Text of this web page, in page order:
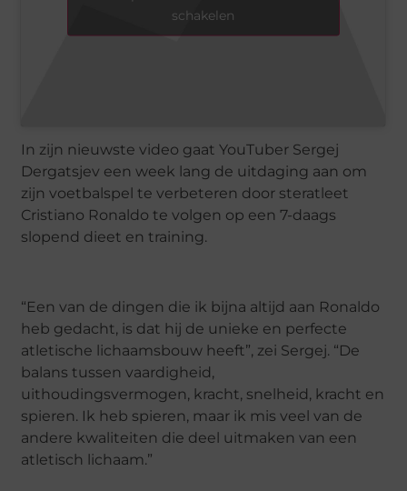
schakelen
In zijn nieuwste video gaat YouTuber Sergej
Dergatsjev een week lang de uitdaging aan om
zijn voetbalspel te verbeteren door steratleet
Cristiano Ronaldo te volgen op een 7-daags
slopend dieet en training.
“Een van de dingen die ik bijna altijd aan Ronaldo
heb gedacht, is dat hij de unieke en perfecte
atletische lichaamsbouw heeft”, zei Sergej. “De
balans tussen vaardigheid,
uithoudingsvermogen, kracht, snelheid, kracht en
spieren. Ik heb spieren, maar ik mis veel van de
andere kwaliteiten die deel uitmaken van een
atletisch lichaam.”